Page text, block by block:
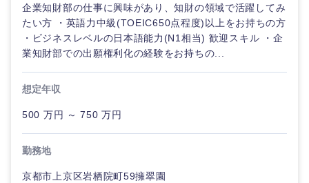
企業知財部の仕事に興味があり、知財の領域で活躍してみ
たい方 ・英語力中級(TOEIC650点程度)以上をお持ちの方
・ビジネスレベルの日本語能力(N1相当) 歓迎スキル ・企
業知財部での出願権利化の経験をお持ちの...
想定年収
500 万円 ～ 750 万円
勤務地
京都市上京区岩栖院町59擁翠園